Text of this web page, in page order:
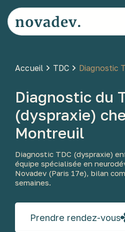
Accueil TDC Diagnostic
Diagnostic du
(dyspraxie)
Montreuil
Diagnostic TDC (dyspraxie)
équipe spécialisée en
Novadev (Paris 17e), bilan
semaines.
Prendre rendez-vous